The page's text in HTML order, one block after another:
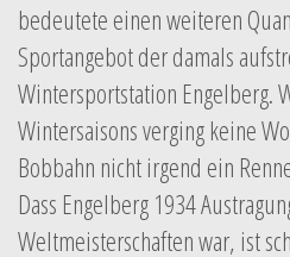
bedeutete einen weiteren
Sportangebot der damals
Wintersportstation Engelberg.
Wintersaisons verging keine
Bobbahn nicht irgend ein
Dass Engelberg 1934
Weltmeisterschaften war, ist